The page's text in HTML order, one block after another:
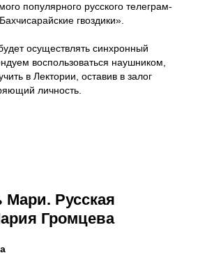
популярного русского телеграм-
гвоздики».
осуществлять синхронный
воспользоваться наушником,
в Лектории, оставив в залог
личность.
Русская
Громцева